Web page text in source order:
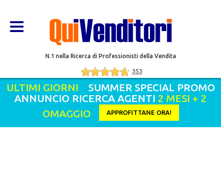
N.1 nella Ricerca di Professionisti della Vendita
353
ULTIMI GIORNI SUMMER SPECIAL PROMO
ANNUNCIO RICERCA AGENTI 2 MESI + 2
OMAGGIO
APPROFITTANE ORA!